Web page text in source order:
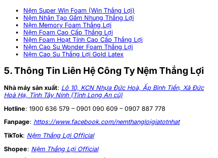
Nệm Super Win Foam (Win Thắng Lợi)
Nệm Nhân Tạo Gấm Nhung Thắng Lợi
Nệm Memory Foam Thắng Lợi
Nệm Foam Cao Cấp Thắng Lợi
Nệm Foam Hoạt Tính Cao Cấp Thắng Lợi
Nệm Cao Su Wonder Foam Thắng Lợi
Nệm Cao Su Thắng Lợi Gold Latex
5. Thông Tin Liên Hệ Công Ty Nệm Thắng Lợi
Nhà máy sản xuất: Lô 10, KCN Nhựa Đức Hoà, Ấp Bình Tiền, Xã Đức
Hoà Hạ, Tỉnh Tây Ninh (Tỉnh Long An cũ)
Hotline: 1900 636 579 – 0901 090 609 – 0907 887 778
Fanpage: https://www.facebook.com/nemthangloigiatotnhat
TikTok: Nệm Thắng Lợi Official
Shopee: Nệm Thắng Lợi Official